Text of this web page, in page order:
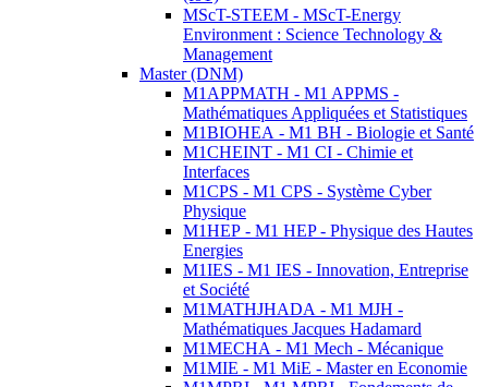
MScT-STEEM - MScT-Energy
Environment : Science Technology &
Management
Master (DNM)
M1APPMATH - M1 APPMS -
Mathématiques Appliquées et Statistiques
M1BIOHEA - M1 BH - Biologie et Santé
M1CHEINT - M1 CI - Chimie et
Interfaces
M1CPS - M1 CPS - Système Cyber
Physique
M1HEP - M1 HEP - Physique des Hautes
Energies
M1IES - M1 IES - Innovation, Entreprise
et Société
M1MATHJHADA - M1 MJH -
Mathématiques Jacques Hadamard
M1MECHA - M1 Mech - Mécanique
M1MIE - M1 MiE - Master en Economie